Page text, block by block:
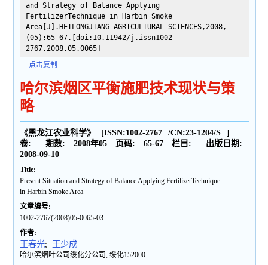
and Strategy of Balance Applying
FertilizerTechnique in Harbin Smoke
Area[J].HEILONGJIANG AGRICULTURAL SCIENCES,2008,
(05):65-67.[doi:10.11942/j.issn1002-
2767.2008.05.0065]
点击复制
哈尔滨烟区平衡施肥技术现状与策
略
《黑龙江农业科学》 [ISSN:1002-2767 /CN:23-1204/S
]
卷:
期数: 2008年05 页码: 65-67 栏目:
出版日期:
2008-09-10
Title:
Present Situation and Strategy of Balance Applying FertilizerTechnique
in Harbin Smoke Area
文章编号:
1002-2767(2008)05-0065-03
作者:
王春光; 王少成
哈尔滨烟叶公司绥化分公司, 绥化152000